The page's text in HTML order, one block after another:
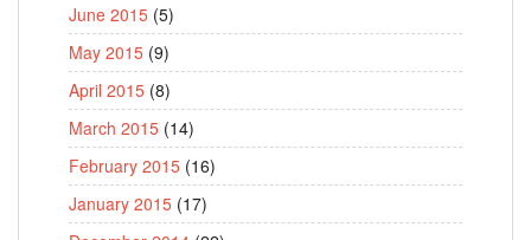
June 2015 (5)
May 2015 (9)
April 2015 (8)
March 2015 (14)
February 2015 (16)
January 2015 (17)